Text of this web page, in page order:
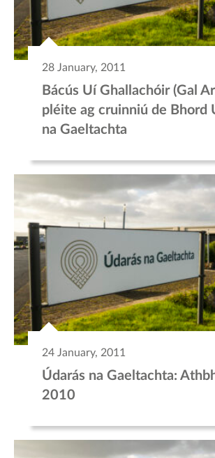
28 January, 2011
Bácús Uí Ghallachóir (Gal
pléite ag cruinniú de Bhord
na Gaeltachta
24 January, 2011
Údarás na Gaeltachta:
2010